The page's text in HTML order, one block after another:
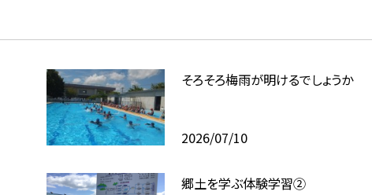
そろそろ梅雨が明けるでしょうか
2026/07/10
郷土を学ぶ体験学習②